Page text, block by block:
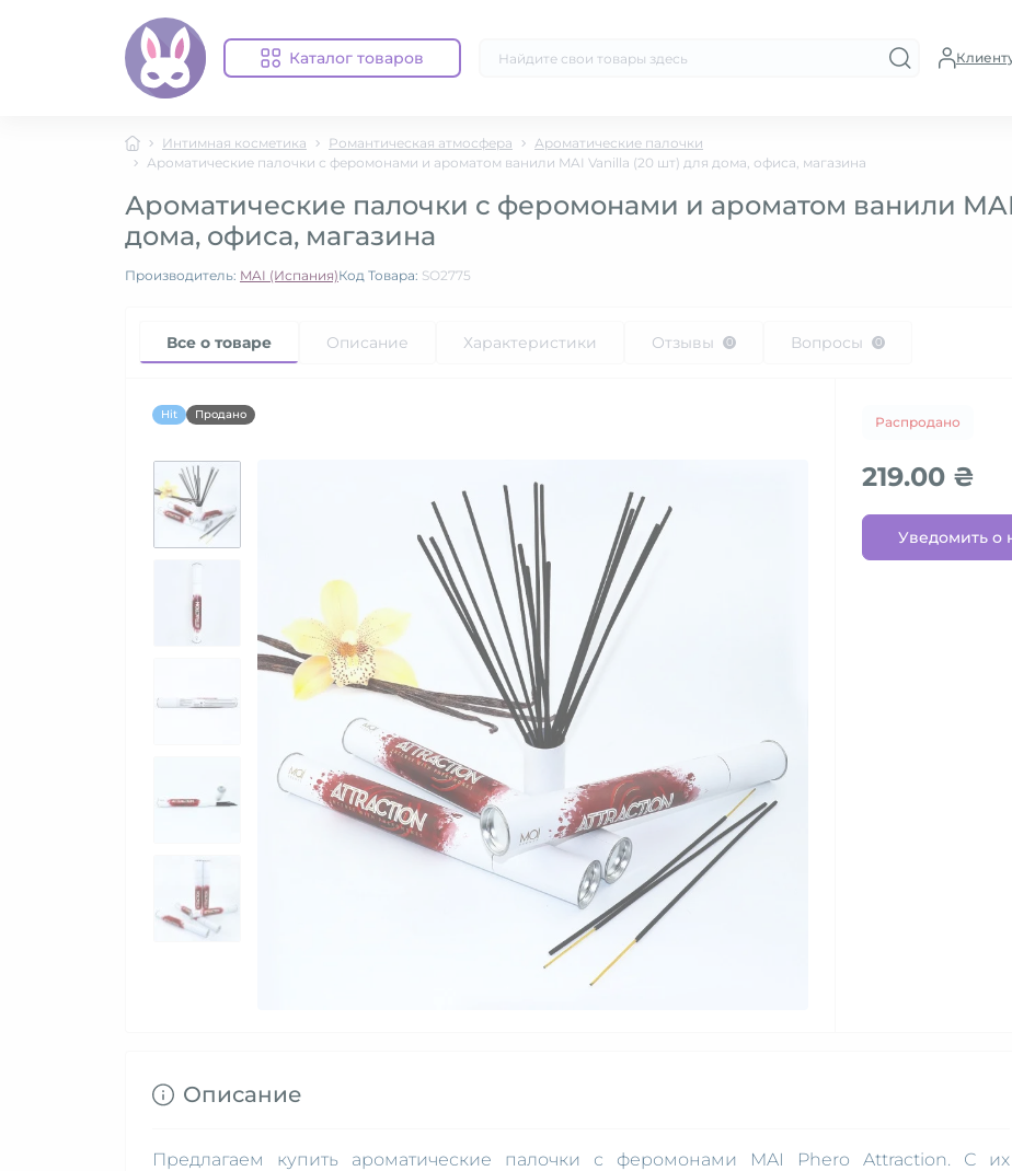
Каталог товаров
Интимная косметика Романтическая атмосфера
Ароматические палочки
Ароматические палочки с феромонами и ароматом ванили MAI Vanilla (20 шт) для дома, офиса, магазина
Ароматические палочки с феромонами и ароматом ванили
дома, офиса, магазина
Производитель: MAI (Испания)Код Товара: SO2775
Все о товаре Описание Характеристики Отзывы 0 Вопросы 0
Hit Продано Распродано
219.00 ₴
Уведомить о
Описание
Предлагаем купить ароматические палочки с феромонами MAI Phero Attraction. С их